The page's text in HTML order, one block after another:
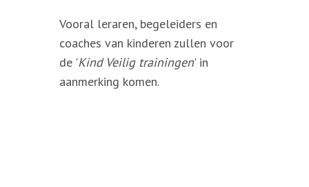
Vooral leraren, begeleiders en
coaches van kinderen zullen voor
de 'Kind Veilig trainingen' in
aanmerking komen.